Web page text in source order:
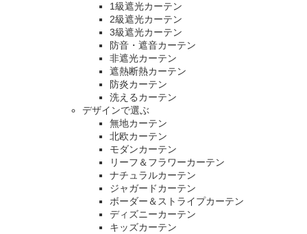
1級遮光カーテン
2級遮光カーテン
3級遮光カーテン
防音・遮音カーテン
非遮光カーテン
遮熱断熱カーテン
防炎カーテン
洗えるカーテン
デザインで選ぶ
無地カーテン
北欧カーテン
モダンカーテン
リーフ＆フラワーカーテン
ナチュラルカーテン
ジャガードカーテン
ボーダー＆ストライプカーテン
ディズニーカーテン
キッズカーテン